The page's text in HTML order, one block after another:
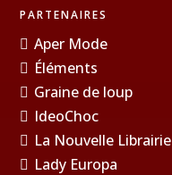
PARTENAIRES
Aper Mode
Éléments
Graine de loup
IdeoChoc
La Nouvelle Librairie
Lady Europa